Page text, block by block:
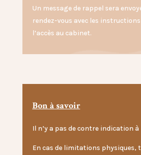
Un message de rappel sera
rendez-vous avec les
l’accès au cabinet.
Bon à savoir
Il n’y a pas de contre indication
En cas de limitations physiques,